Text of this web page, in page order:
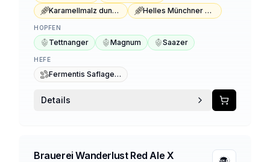
Karamellmalz dunkel Typ 1
Helles Münchner Malz
HOPFEN
Tettnanger Magnum Saazer
HEFE
Fermentis Saflager W-34/70
Details
Brauerei Wanderlust Red Ale X